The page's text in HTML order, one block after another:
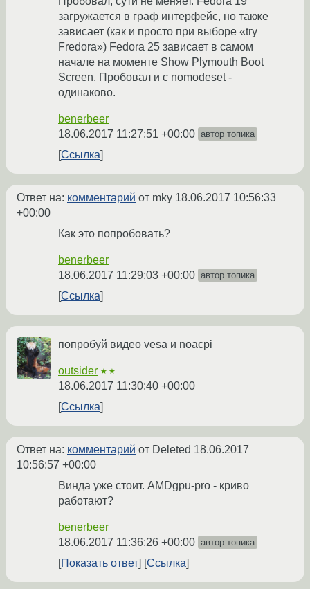
загружается в граф интерфейс, но также
зависает (как и просто при выборе «try
Fredora») Fedora 25 зависает в самом
начале на моменте Show Plymouth Boot
Screen. Пробовал и с nomodeset -
одинаково.
benerbeer
18.06.2017 11:27:51 +00:00 автор топика
Ссылка
Ответ на: комментарий от mky 18.06.2017 10:56:33
+00:00
Как это попробовать?
benerbeer
18.06.2017 11:29:03 +00:00 автор топика
Ссылка
попробуй видео vesa и noacpi
outsider ★★
18.06.2017 11:30:40 +00:00
Ссылка
Ответ на: комментарий от Deleted 18.06.2017
10:56:57 +00:00
Винда уже стоит. AMDgpu-pro - криво
работают?
benerbeer
18.06.2017 11:36:26 +00:00 автор топика
Показать ответ Ссылка